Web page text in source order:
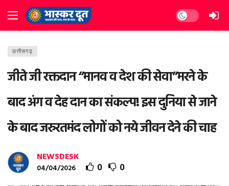
Dark mode
छत्तीसगढ़
जीते जी रक्तदान “मानव व देश की सेवा”मरने के
बाद अंग व देह दान का संकल्प! इस दुनिया से जाने
के बाद जरुरतमंद लोगों को नये जीवन देने की चाह
NEWSDESK
04/04/2026 0 0